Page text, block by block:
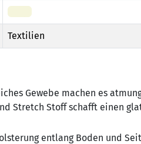
Beige
Textilien
Gewebe machen es
Stretch Stoff schafft einen
entlang Boden und